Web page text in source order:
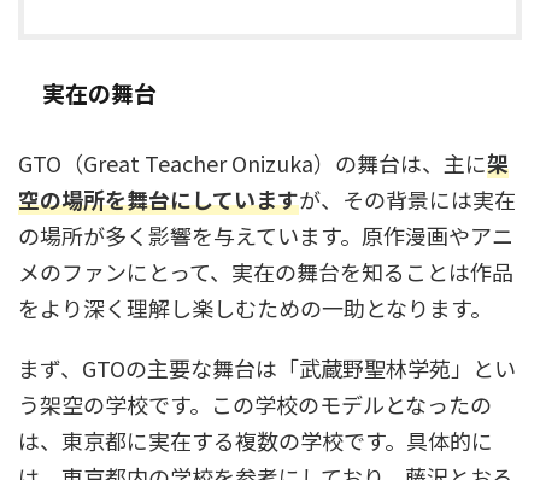
実在の舞台
GTO（Great Teacher Onizuka）の舞台は、主に架
空の場所を舞台にしていますが、その背景には実在
の場所が多く影響を与えています。原作漫画やアニ
メのファンにとって、実在の舞台を知ることは作品
をより深く理解し楽しむための一助となります。
まず、GTOの主要な舞台は「武蔵野聖林学苑」とい
う架空の学校です。この学校のモデルとなったの
は、東京都に実在する複数の学校です。具体的に